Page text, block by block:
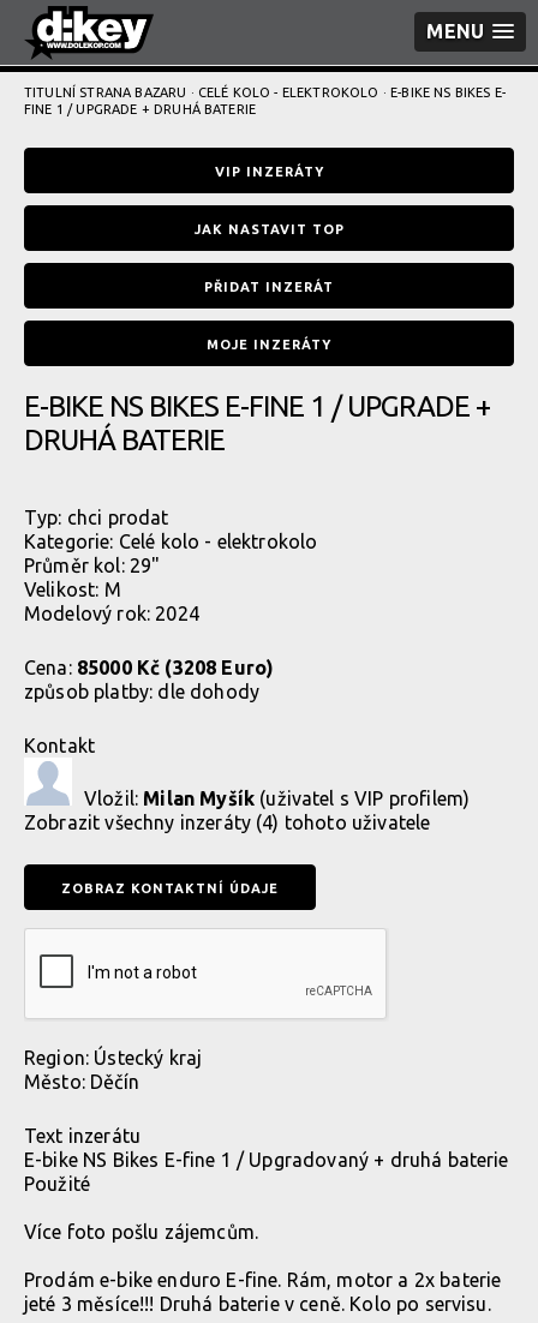
MENU
TITULNÍ STRANA BAZARU · CELÉ KOLO - ELEKTROKOLO · E-BIKE NS BIKES E-
FINE 1 / UPGRADE + DRUHÁ BATERIE
VIP INZERÁTY
JAK NASTAVIT TOP
PŘIDAT INZERÁT
MOJE INZERÁTY
E-BIKE NS BIKES E-FINE 1 / UPGRADE +
DRUHÁ BATERIE
Typ: chci prodat
Kategorie: Celé kolo - elektrokolo
Průměr kol: 29"
Velikost: M
Modelový rok: 2024
Cena: 85000 Kč (3208 Euro)
způsob platby: dle dohody
Kontakt
Vložil: Milan Myšík (uživatel s VIP profilem)
Zobrazitvšechny inzeráty (4) tohoto uživatele
Region: Ústecký kraj
Město: Děčín
Text inzerátu
E-bike NS Bikes E-fine 1 / Upgradovaný + druhá baterie
Použité
Více foto pošlu zájemcům.
Prodám e-bike enduro E-fine. Rám, motor a 2x baterie
jeté 3 měsíce!!! Druhá baterie v ceně. Kolo po servisu.